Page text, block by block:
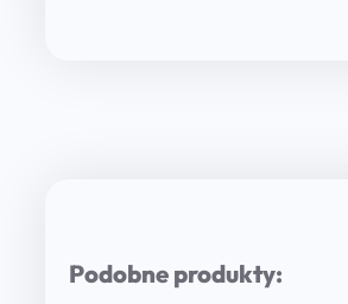
Podobne produkty: